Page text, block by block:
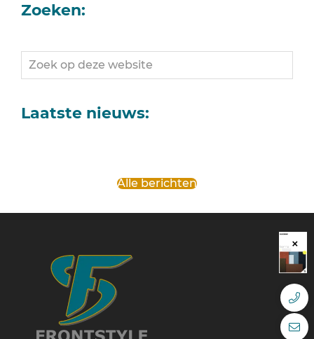
Zoeken:
Zoek
op
website
Laatste nieuws:
Alle berichten